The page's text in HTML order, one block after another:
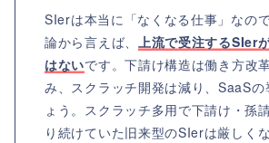
SIerは本当に「なくなる仕事」なの
論から言えば、 上流で受注するSIer
はないです。下請け構造は働き方改
み、スクラッチ開発は減り、SaaSの
ょう。スクラッチ多用で下請け・孫
り続けていた旧来型のSIerは厳しく